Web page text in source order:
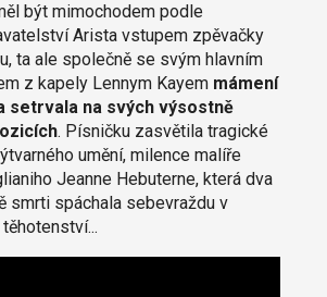
být mimochodem podle
Arista vstupem zpěvačky
ta ale společně se svým hlavním
z kapely Lennym Kayem mámení
setrvala na svých výsostně
. Písničku zasvětila tragické
umění, milence malíře
Jeanne Hebuterne, která dva
smrti spáchala sebevraždu v